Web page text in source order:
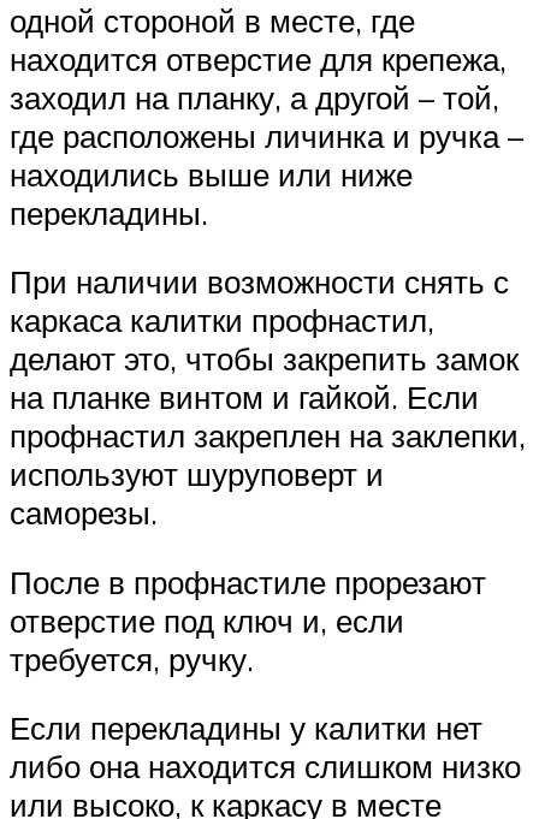
одной стороной в месте, где
находится отверстие для крепежа,
заходил на планку, а другой – той,
где расположены личинка и ручка –
находились выше или ниже
перекладины.
При наличии возможности снять с
каркаса калитки профнастил,
делают это, чтобы закрепить замок
на планке винтом и гайкой. Если
профнастил закреплен на заклепки,
используют шуруповерт и
саморезы.
После в профнастиле прорезают
отверстие под ключ и, если
требуется, ручку.
Если перекладины у калитки нет
либо она находится слишком низко
или высоко, к каркасу в месте